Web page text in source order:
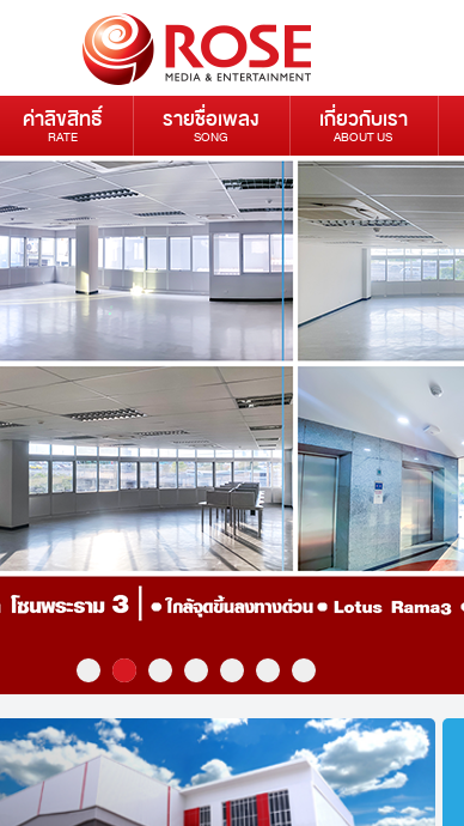
ค่าลิขสิทธิ์
RATE
รายชื่อเพลง
SONG
เกี่ยวกับเรา
ABOUT US